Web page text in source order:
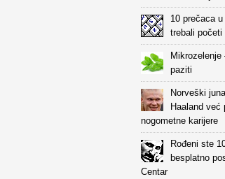
10 prečaca
trebali početi
paziti
Norveški
Haaland već
nogometne karijere
Rođeni ste
besplatno
Centar